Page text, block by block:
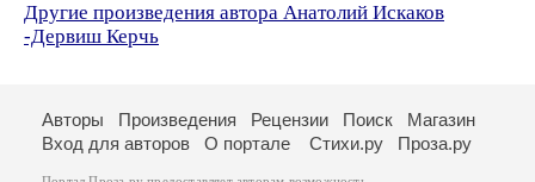
Другие произведения автора Анатолий Искаков
-Дервиш Керчь
Авторы Произведения Рецензии Поиск
Магазин
Вход для авторов
О портале Стихи.ру Проза.ру